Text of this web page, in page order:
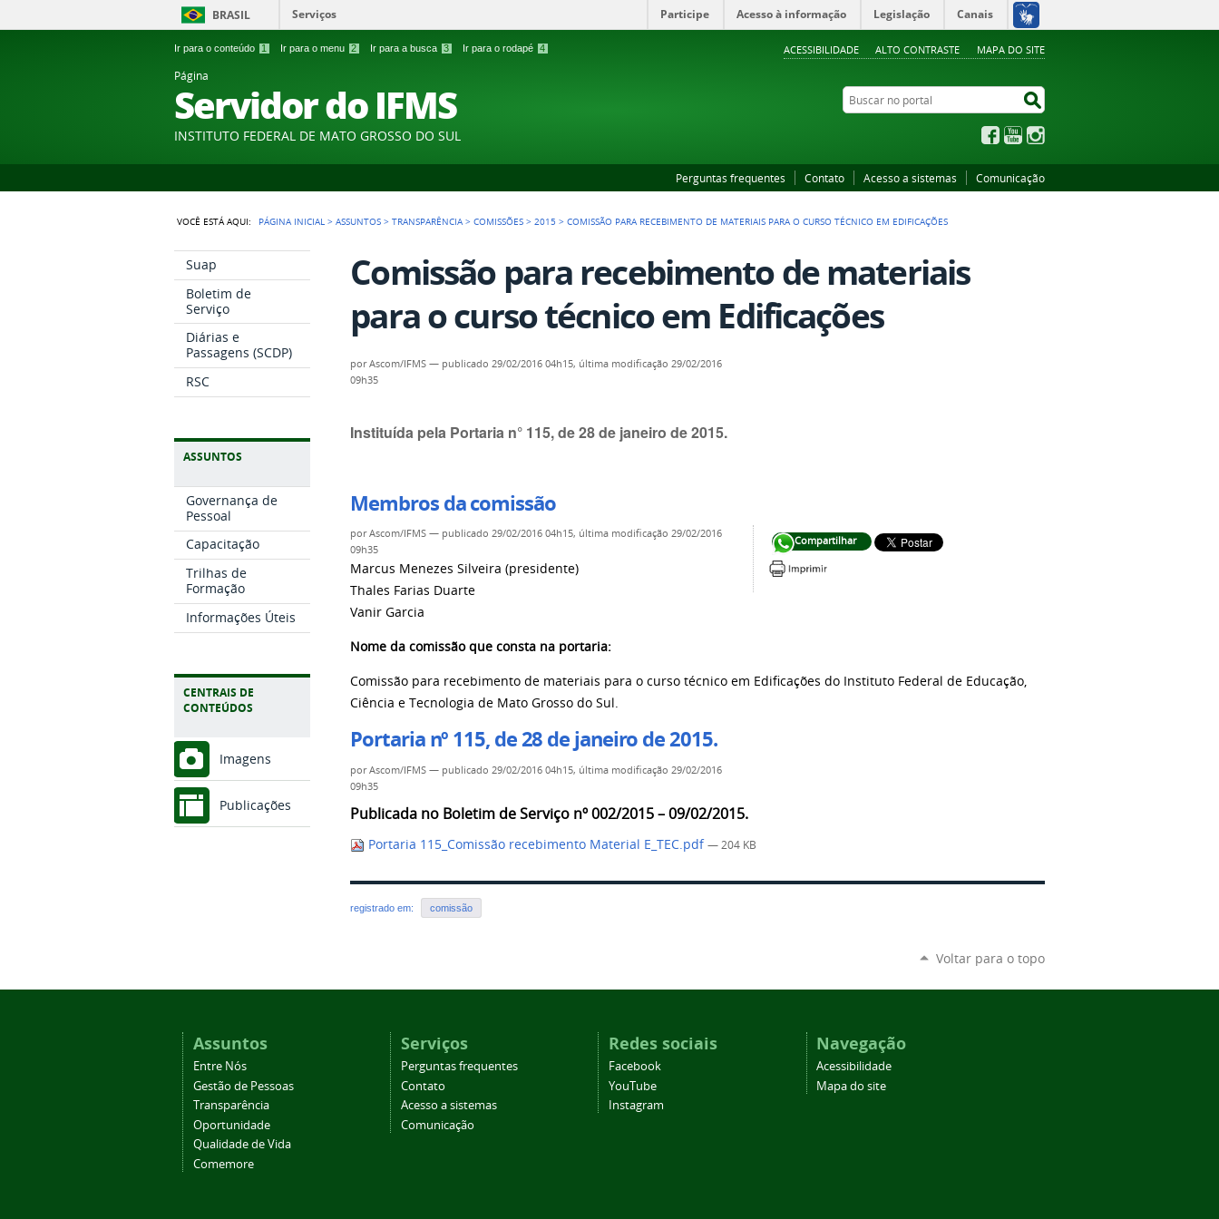
Ir para o conteúdo 1 Ir para o menu 2 Ir para a busca 3 Ir para o rodapé 4 ACESSIBILIDADE ALTO CONTRASTE MAPA DO SITE
BRASIL Serviços Participe Acesso à informação Legislação Canais
Página
Servidor do IFMS
INSTITUTO FEDERAL DE MATO GROSSO DO SUL
Buscar no portal
FacebookYouTube
Perguntas frequentes Contato Acesso a sistemas Comunicação
VOCÊ ESTÁ AQUI: PÁGINA INICIAL >ASSUNTOS >TRANSPARÊNCIA >COMISSÕES >2015 >COMISSÃO PARA RECEBIMENTO DE MATERIAIS PARA O CURSO TÉCNICO EM EDIFICAÇÕES
Suap
Boletim de
Serviço
Diárias e
Passagens (SCDP)
RSC
ASSUNTOS
Governança de
Pessoal
Capacitação
Trilhas de
Formação
Informações Úteis
CENTRAIS DE
CONTEÚDOS
Imagens
Publicações
Comissão para recebimento de materiais
para o curso técnico em Edificações
porAscom/IFMS — publicado 29/02/2016 04h15, última modificação 29/02/2016
09h35
Instituída pela Portaria n° 115, de 28 de janeiro de 2015.
Membros da comissão
Compartilhar
porAscom/IFMS — publicado 29/02/2016 04h15, última modificação 29/02/2016
09h35
Marcus Menezes Silveira (presidente)
Thales Farias Duarte
Vanir Garcia
Nome da comissão que consta na portaria:
Comissão para recebimento de materiais para o curso técnico em Edificações do Instituto Federal de Educação,
Ciência e Tecnologia de Mato Grosso do Sul.
Portaria nº 115, de 28 de janeiro de 2015.
porAscom/IFMS — publicado 29/02/2016 04h15, última modificação 29/02/2016
09h35
Publicada no Boletim de Serviço nº 002/2015 – 09/02/2015.
Portaria 115_Comissão recebimento Material E_TEC.pdf— 204 KB
registrado em: comissão
Voltar para o topo
Assuntos
Entre Nós
Gestão de Pessoas
Transparência
Oportunidade
Qualidade de Vida
Comemore
Serviços
Perguntas frequentes
Contato
Acesso a sistemas
Comunicação
Redes sociais
Facebook
YouTube
Instagram
Navegação
Acessibilidade
Mapa do site